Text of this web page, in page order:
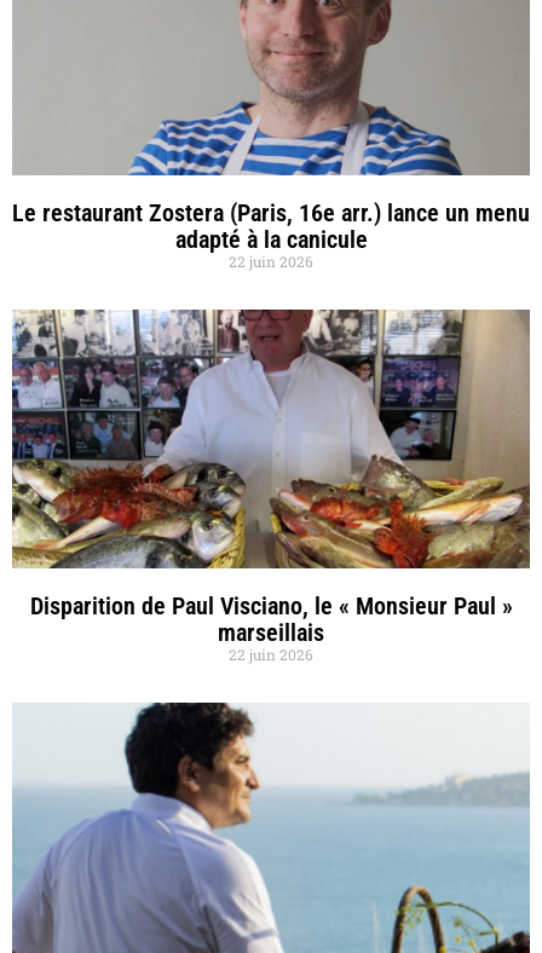
Le restaurant Zostera (Paris, 16e arr.) lance un menu
adapté à la canicule
22 juin 2026
Disparition de Paul Visciano, le « Monsieur Paul »
marseillais
22 juin 2026